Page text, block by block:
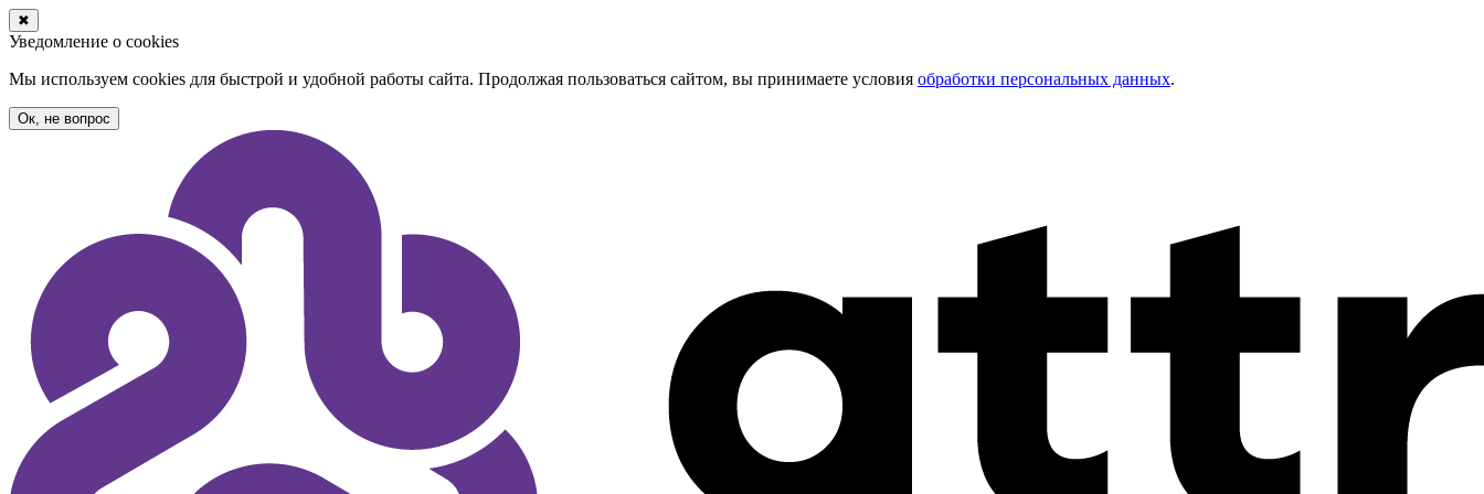
✖
Уведомление о cookies
Мы используем cookies для быстрой и удобной работы сайта. Продолжая пользоваться сайтом, вы принимаете условия обработки персональных данных.
Ок, не вопрос